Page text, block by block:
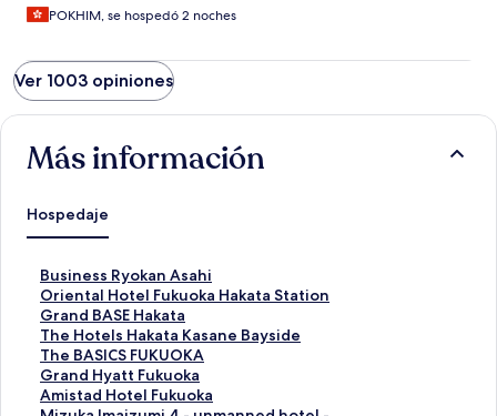
POKHIM, se hospedó 2 noches
Ver 1003 opiniones
Más información
Hospedaje
Business Ryokan Asahi
E
n
l
a
c
e
p
Oriental Hotel Fukuoka Hakata Station
E
n
l
a
c
e
Grand BASE Hakata
E
n
l
a
c
The Hotels Hakata Kasane Bayside
E
n
l
a
The BASICS FUKUOKA
E
n
l
Grand Hyatt Fukuoka
E
n
Amistad Hotel Fukuoka
E